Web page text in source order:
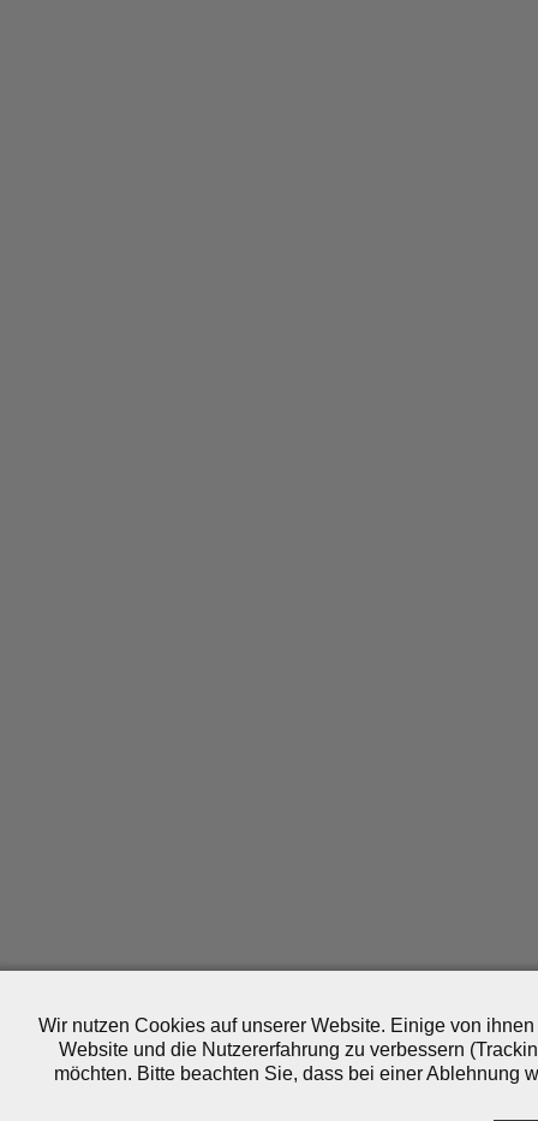
Wir nutzen Cookies auf unserer Website. Einige von
Website und die Nutzererfahrung zu verbessern
möchten. Bitte beachten Sie, dass bei einer Ablehnung